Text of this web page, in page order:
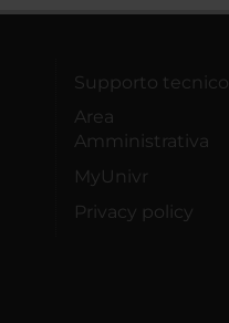
Supporto tecnico
Area
Amministrativa
MyUnivr
Privacy policy